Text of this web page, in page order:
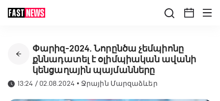
Փարիզ-2024. Նորընծա չեմպիոնը
քննադատել է օլիմպիական ավանի
կենցաղային պայմանները
13:24 / 02.08.2024 • Ջրային Մարզաձևեր